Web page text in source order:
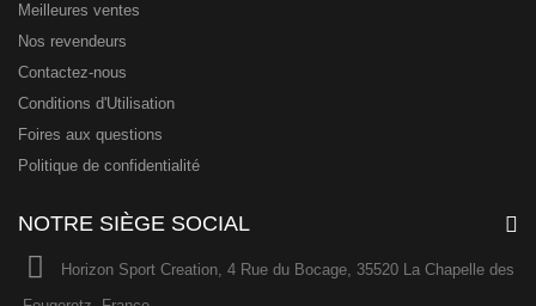
Meilleures ventes
Nos revendeurs
Contactez-nous
Conditions d'Utilisation
Foires aux questions
Politique de confidentialité
NOTRE SIÈGE SOCIAL
Horizon Sport Creation, 4 Rue du Bocage, 35520 La Chapelle des